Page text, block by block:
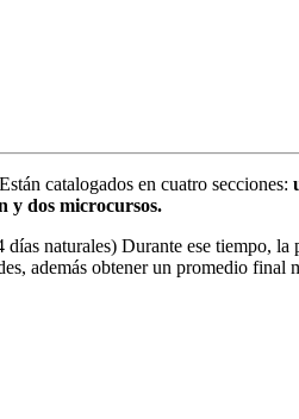
catalogados en cuatro secciones:
y dos microcursos.
naturales) Durante ese tiempo, la
además obtener un promedio final